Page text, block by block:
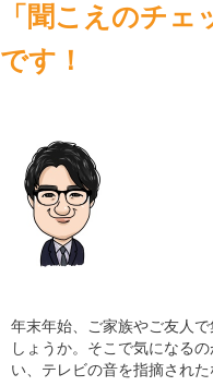
ご相談予約
店舗
ブログ
採用
「聞こえのチ
です！
年末年始、ご家族やご友人
しょうか。そこで気になる
い、テレビの音を指摘され